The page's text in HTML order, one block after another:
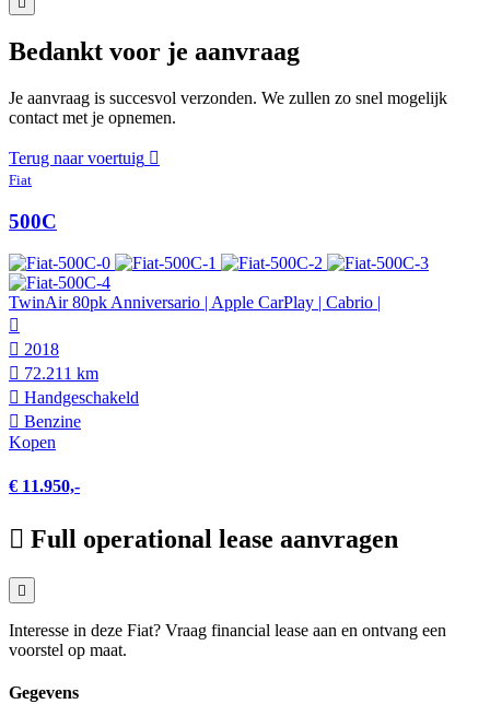
Bedankt voor je aanvraag
Je aanvraag is succesvol verzonden. We zullen zo snel mogelijk
contact met je opnemen.
Terug naar voertuig
Fiat
500C
TwinAir 80pk Anniversario | Apple CarPlay | Cabrio |
2018
72.211 km
Hand­geschakeld
Benzine
Kopen
€ 11.950,-
Full operational lease aanvragen
Interesse in deze Fiat? Vraag financial lease aan en ontvang een
voorstel op maat.
Gegevens